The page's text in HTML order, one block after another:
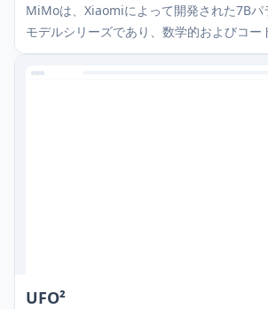
MiMoは、Xiaomiによって開発された7Bパ
モデルシリーズであり、数学的およびコー
しており、革新的な事前トレーニングおよ
グ戦略を通じて、より大きなモデルに匹敵
UFO²